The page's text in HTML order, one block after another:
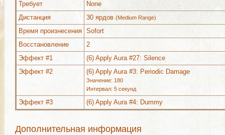
Требует
None
Дистанция
30 ярдов (Medium Range)
Время произнесения Sofort
Восстановление
2
Эффект #1
(6) Apply Aura #27: Silence
Эффект #2
(6) Apply Aura #3: Periodic Damage
Значение: 180
Интервал: 5 секунд
Эффект #3 (6) Apply Aura #4: Dummy
Дополнительная информация
Можно выучить (4) Дополнительно (12)
Можно выучить (4) Дополнительно (12)